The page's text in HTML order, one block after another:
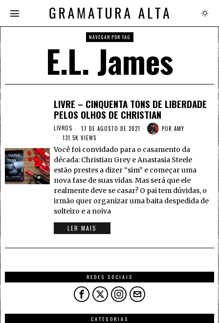
NAVEGAR POR TAG
E.L. James
LIVRE – CINQUENTA TONS DE LIBERDADE
PELOS OLHOS DE CHRISTIAN
LIVROS 17 DE AGOSTO DE 2021 POR AMY
131.5K VIEWS
Você foi convidado para o casamento da
década: Christian Grey e Anastasia Steele
estão prestes a dizer “sim” e começar uma
nova fase de suas vidas. Mas será que ele
realmente deve se casar? O pai tem dúvidas, o
irmão quer organizar uma baita despedida de
solteiro e a noiva
LER MAIS
REDES SOCIAIS
CATEGORIAS